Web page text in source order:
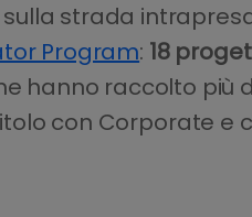
strada
Program: 18
hanno raccolto più
con Corporate e